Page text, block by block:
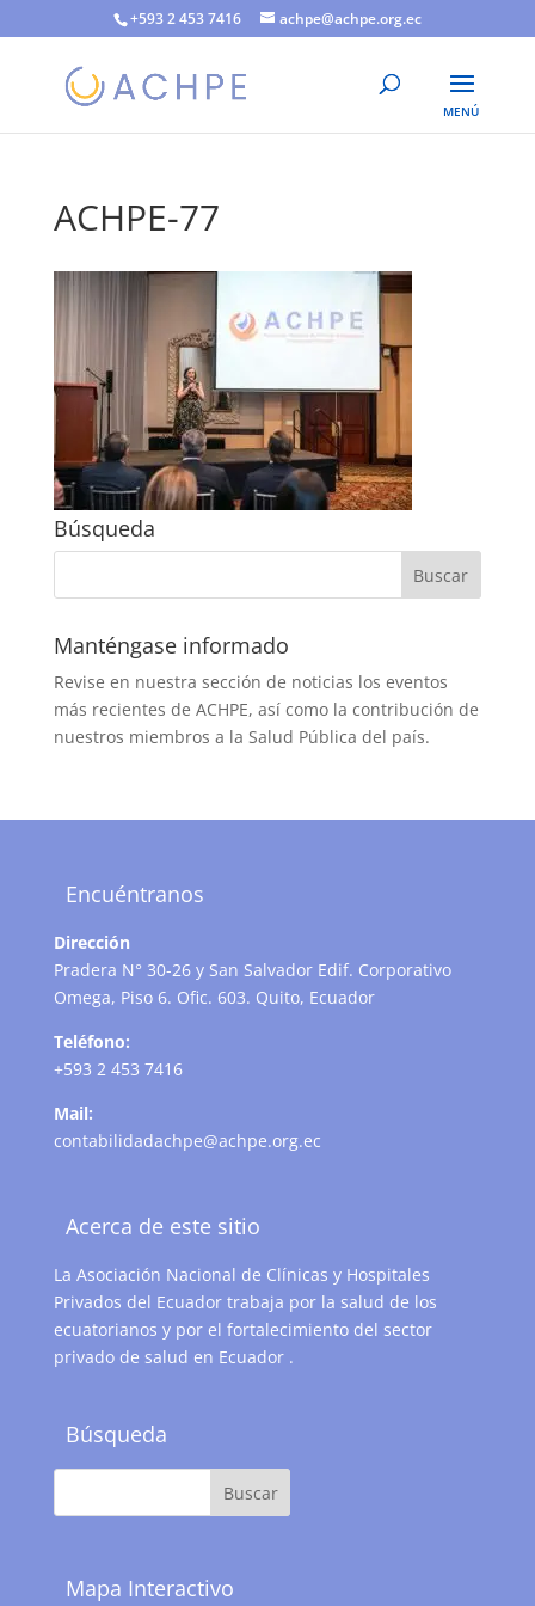
+593 2 453 7416 achpe@achpe.org.ec
ACHPE-77
Búsqueda
Manténgase informado
Revise en nuestra sección de noticias los eventos
más recientes de ACHPE, así como la contribución de
nuestros miembros a la Salud Pública del país.
Encuéntranos
Dirección
Pradera N° 30-26 y San Salvador Edif. Corporativo
Omega, Piso 6. Ofic. 603. Quito, Ecuador
Teléfono:
+593 2 453 7416
Mail:
contabilidadachpe@achpe.org.ec
Acerca de este sitio
La Asociación Nacional de Clínicas y Hospitales
Privados del Ecuador trabaja por la salud de los
ecuatorianos y por el fortalecimiento del sector
privado de salud en Ecuador .
Búsqueda
Mapa Interactivo